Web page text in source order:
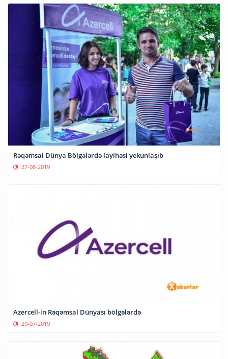
Rəqəmsal Dünya Bölgələrdə layihəsi yekunlaşıb
27-08-2019
Azercell-in Rəqəmsal Dünyası bölgələrdə
29-07-2019